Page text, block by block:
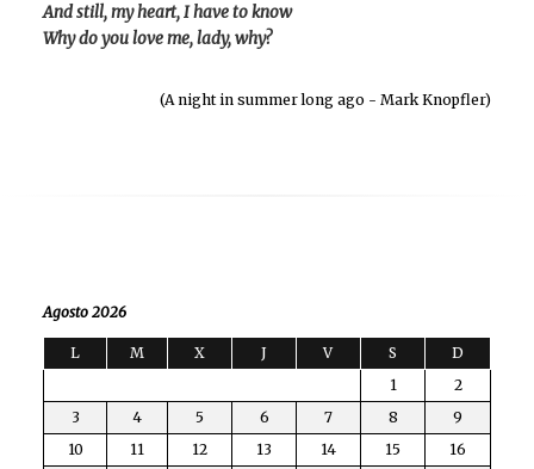
And still, my heart, I have to know
Why do you love me, lady, why?
(A night in summer long ago - Mark Knopfler)
Agosto 2026
L M X J V S
D
1
2
3
4 5 6 7 8
9
10
11 12 13 14 15
16